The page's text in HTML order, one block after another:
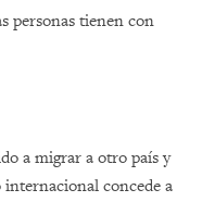
personas tienen con
a migrar a otro país y
internacional concede a